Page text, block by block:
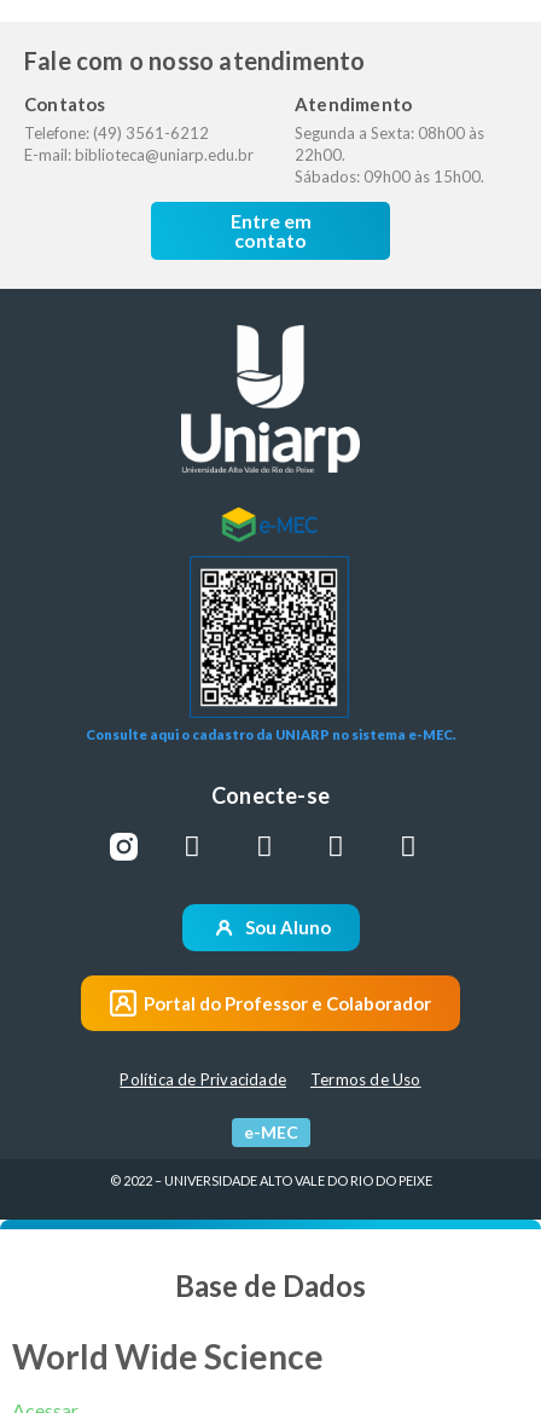
Fale com o nosso atendimento
Contatos
Telefone: (49) 3561-6212
E-mail: biblioteca@uniarp.edu.br
Atendimento
Segunda a Sexta: 08h00 às
22h00.
Sábados: 09h00 às 15h00.
Entre em
contato
Consulte aqui o cadastro da UNIARP no sistema e-MEC.
Conecte-se
Portal do Professor e Colaborador
Sou Aluno
Política de Privacidade Termos de Uso
e-MEC
© 2022 – UNIVERSIDADE ALTO VALE DO RIO DO PEIXE
Base de Dados
World Wide Science